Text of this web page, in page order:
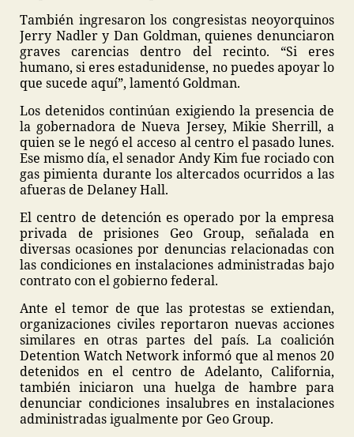
También ingresaron los congresistas neoyorquinos
Jerry Nadler y Dan Goldman, quienes denunciaron
graves carencias dentro del recinto. “Si eres
humano, si eres estadunidense, no puedes apoyar lo
que sucede aquí”, lamentó Goldman.
Los detenidos continúan exigiendo la presencia de
la gobernadora de Nueva Jersey, Mikie Sherrill, a
quien se le negó el acceso al centro el pasado lunes.
Ese mismo día, el senador Andy Kim fue rociado con
gas pimienta durante los altercados ocurridos a las
afueras de Delaney Hall.
El centro de detención es operado por la empresa
privada de prisiones Geo Group, señalada en
diversas ocasiones por denuncias relacionadas con
las condiciones en instalaciones administradas bajo
contrato con el gobierno federal.
Ante el temor de que las protestas se extiendan,
organizaciones civiles reportaron nuevas acciones
similares en otras partes del país. La coalición
Detention Watch Network informó que al menos 20
detenidos en el centro de Adelanto, California,
también iniciaron una huelga de hambre para
denunciar condiciones insalubres en instalaciones
administradas igualmente por Geo Group.